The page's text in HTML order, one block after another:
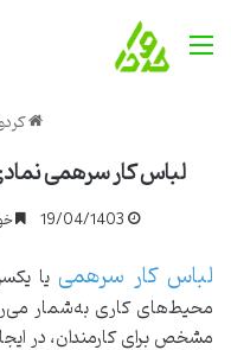
منو
لباس کار سرهمی
19/04/1403
لباس کار سرهمی یا
محیط‌های کاری به‌شمار
مشخص برای کارمندان، در